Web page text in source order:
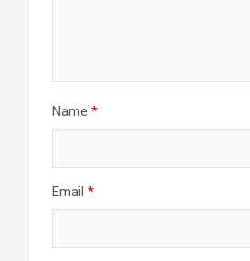
Name *
Email *